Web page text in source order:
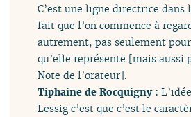
C’est une ligne directrice dans
fait que l’on commence à
autrement, pas seulement
qu’elle représente [mais aussi
Note de l’orateur].
Tiphaine de Rocquigny :
Lessig c’est que c’est le